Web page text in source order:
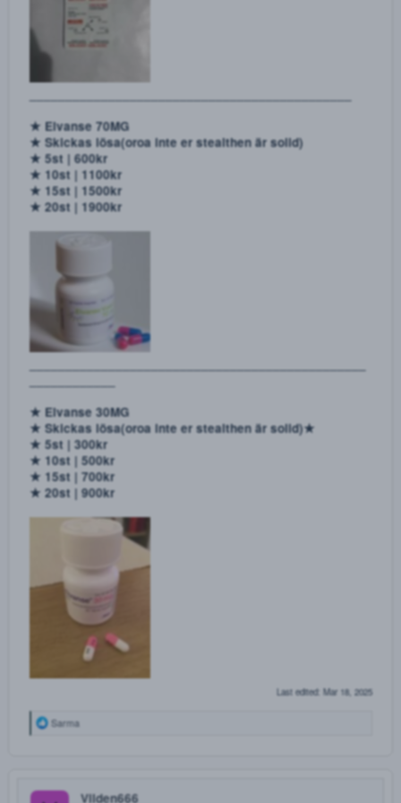
★ 1 karta | 300kr
★ 2 kartor | 600kr
★ 3 kartor | 800kr
★ 4 kartor | 1000kr
★ 5 kartor | 1100kr
_____________
★ Subutex 8MG
★ 5st | 500kr
★ 10st | 900kr
★ 15st | 1200kr
★ 20st | 1500kr
_____________________________________________
★ Elvanse 70MG
★ Skickas lösa(oroa inte er stealthen är solid)
★ 5st | 600kr
★ 10st | 1100kr
★ 20st | 1900kr